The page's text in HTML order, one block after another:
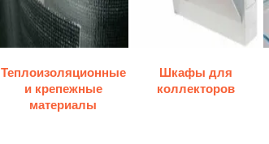
Теплоизоляционные
и крепежные
материалы
Шкафы для
коллекторов